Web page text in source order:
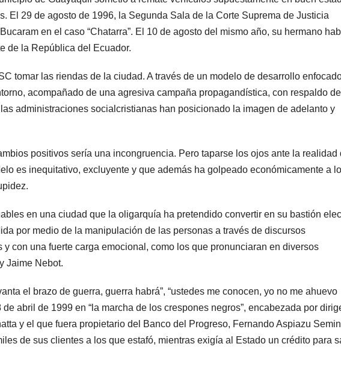
El 29 de agosto de 1996, la Segunda Sala de la Corte Suprema de Justicia
en el caso “Chatarra”. El 10 de agosto del mismo año, su hermano
de la República del Ecuador.
tomar las riendas de la ciudad. A través de un modelo de desarrollo
acompañado de una agresiva campaña propagandística, con respaldo
administraciones socialcristianas han posicionado la imagen de adelanto y
positivos sería una incongruencia. Pero taparse los ojos ante la realidad
es inequitativo, excluyente y que además ha golpeado económicamente a
en una ciudad que la oligarquía ha pretendido convertir en su bastión
por medio de la manipulación de las personas a través de discursos
con una fuerte carga emocional, como los que pronunciaran en diversos
Jaime Nebot.
el brazo de guerra, guerra habrá”, “ustedes me conocen, yo no me ahuevo
abril de 1999 en “la marcha de los crespones negros”, encabezada por
y el que fuera propietario del Banco del Progreso, Fernando Aspiazu
de sus clientes a los que estafó, mientras exigía al Estado un crédito para